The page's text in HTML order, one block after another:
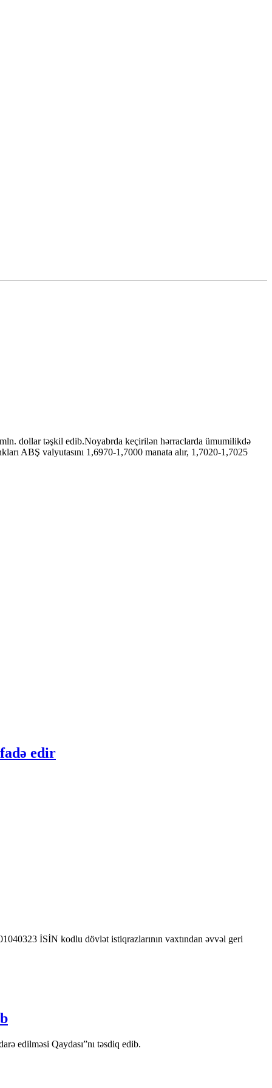
dollar təşkil edib.Noyabrda keçirilən hərraclarda ümumilikdə
ABŞ valyutasını 1,6970-1,7000 manata alır, 1,7020-1,7025
edir
İSİN kodlu dövlət istiqrazlarının vaxtından əvvəl geri
edilməsi Qaydası”nı təsdiq edib.